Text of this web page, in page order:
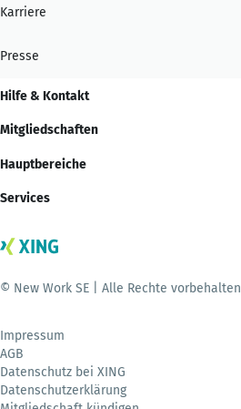
Karriere
Presse
Hilfe & Kontakt
Mitgliedschaften
Hauptbereiche
Services
© New Work SE | Alle Rechte vorbehalten
Impressum
AGB
Datenschutz bei XING
Datenschutzerklärung